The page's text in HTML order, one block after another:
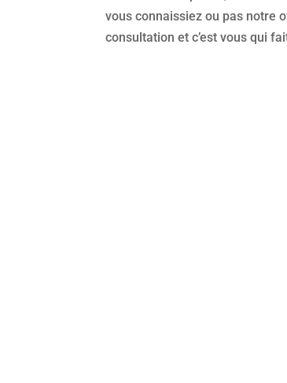
vous connaissiez ou pas notre
consultation et c’est vous qui